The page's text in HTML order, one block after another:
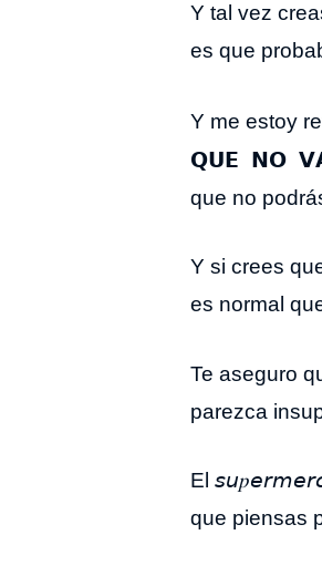
Y tal vez
es que
Y me estoy
𝗤𝗨𝗘 𝗡𝗢
que no
Y si crees
es normal
Te aseguro
parezca
El
que piensas